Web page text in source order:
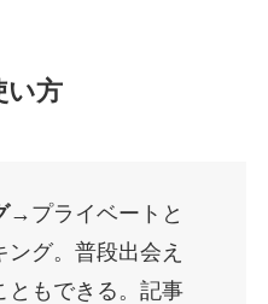
い方
→プライベートと
グ。普段出会え
ともできる。記事